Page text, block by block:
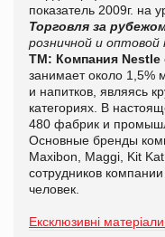
показатель 2009г. на
Торговля за
розничной и
ТМ: Компания Nestle
занимает около 1,5%
и напитков, являясь
категориях. В
480 фабрик и
Основные бренды
Maxibon, Maggi, Kit
сотрудников
человек.
Ексклюзивні